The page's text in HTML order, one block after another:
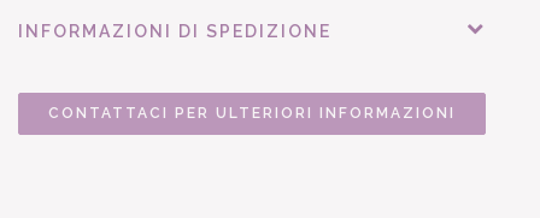
INFORMAZIONI DI SPEDIZIONE
CONTATTACI PER ULTERIORI INFORMAZIONI